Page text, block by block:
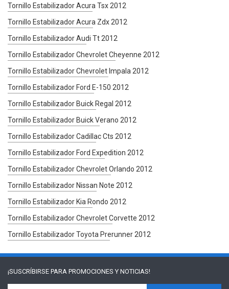
Tornillo Estabilizador Acura Tsx 2012
Tornillo Estabilizador Acura Zdx 2012
Tornillo Estabilizador Audi Tt 2012
Tornillo Estabilizador Chevrolet Cheyenne 2012
Tornillo Estabilizador Chevrolet Impala 2012
Tornillo Estabilizador Ford E-150 2012
Tornillo Estabilizador Buick Regal 2012
Tornillo Estabilizador Buick Verano 2012
Tornillo Estabilizador Cadillac Cts 2012
Tornillo Estabilizador Ford Expedition 2012
Tornillo Estabilizador Chevrolet Orlando 2012
Tornillo Estabilizador Nissan Note 2012
Tornillo Estabilizador Kia Rondo 2012
Tornillo Estabilizador Chevrolet Corvette 2012
Tornillo Estabilizador Toyota Prerunner 2012
¡SUSCRÍBIRSE PARA PROMOCIONES Y NOTICIAS!